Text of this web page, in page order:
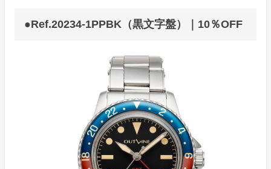
●Ref.20234-1PPBK（黒文字盤）｜10％OFF